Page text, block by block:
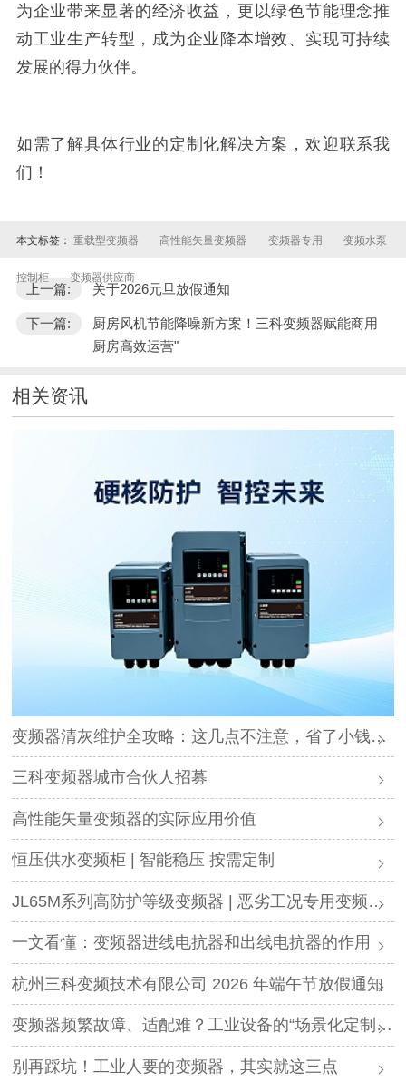
为企业带来显著的经济收益，更以绿色节能理念推
动工业生产转型，成为企业降本增效、实现可持续
发展的得力伙伴。
如需了解具体行业的定制化解决方案，欢迎联系我
们！
本文标签： 重载型变频器 高性能矢量变频器 变频器专用 变频水泵
控制柜 变频器供应商
上一篇: 关于2026元旦放假通知
下一篇:
厨房风机节能降噪新方案！三科变频器赋能商用
厨房高效运营"
相关资讯
变频器清灰维护全攻略：这几点不注意，省了小钱却可能毁了设备
三科变频器城市合伙人招募
高性能矢量变频器的实际应用价值
恒压供水变频柜 | 智能稳压 按需定制
JL65M系列高防护等级变频器 | 恶劣工况专用变频解决方案
一文看懂：变频器进线电抗器和出线电抗器的作用
杭州三科变频技术有限公司 2026 年端午节放假通知
变频器频繁故障、适配难？工业设备的“场景化定制”，才是破局关键
别再踩坑！工业人要的变频器，其实就这三点